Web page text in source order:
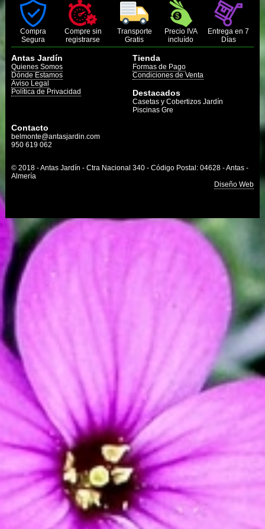
Compra
Segura
Compre sin
registrarse
Transporte
Gratis
Precio IVA
incluído
Entrega en 7
Días
Antas Jardín
Quienes Somos
Dónde Estamos
Aviso Legal
Política de Privacidad
Tienda
Formas de Pago
Condiciones de Venta
Destacados
Casetas y Cobertizos Jardín
Piscinas Gre
Contacto
belmonte@antasjardin.com
950 619 062
© 2018 - Antas Jardín - Ctra Nacional 340 - Código Postal: 04628 - Antas -
Almería
Diseño Web